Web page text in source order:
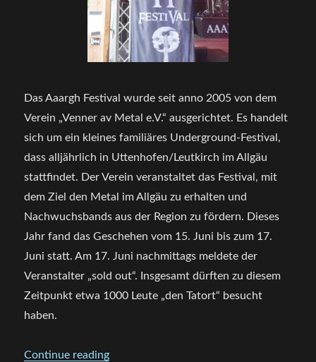
Das Aaargh Festival wurde seit anno 2005 von dem
Verein „Venner av Metal e.V.“ausgerichtet. Es handelt
sich um ein kleines familiäres Underground-Festival,
dass alljährlich in Uttenhofen/Leutkirch im Allgäu
stattfindet. Der Verein veranstaltet das Festival, mit
dem Ziel den Metal im Allgäu zu erhalten und
Nachwuchsbands aus der Region zu fördern. Dieses
Jahr fand das Geschehen vom 15. Juni bis zum 17.
Juni statt. Am 17. Juni nachmittags meldete der
Veranstalter „sold out“. Insgesamt dürften zu diesem
Zeitpunkt etwa 1000 Leute „den Tatort“ besucht
haben.
Continue reading„Aaargh Festival 2017 -Festivalbericht“